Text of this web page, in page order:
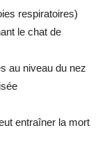
respiratoires)
le chat de
au niveau du nez
entraîner la mort